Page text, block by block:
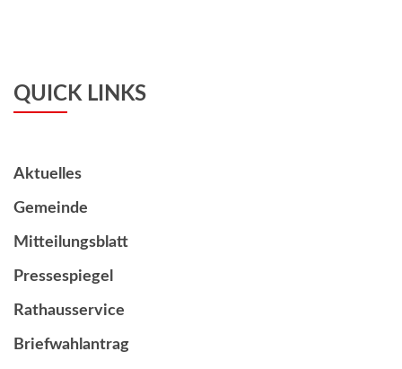
QUICK LINKS
Aktuelles
Gemeinde
Mitteilungsblatt
Pressespiegel
Rathausservice
Briefwahlantrag